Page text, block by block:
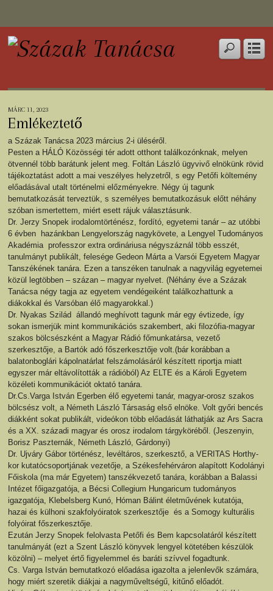
MÁRC 11, 2023
Emlékeztető
a Százak Tanácsa 2023 március 2-i üléséről.
Pesten a HÁLÓ Közösségi tér adott otthont találkozónknak, melyen
ötvennél több barátunk jelent meg. Foltán László ügyvivő elnökünk rövid
tájékoztatást adott a mai veszélyes helyzetről, s egy Petőfi költemény
előadásával utalt történelmi előzményekre. Négy új tagunk
bemutatkozását terveztük, s személyes bemutatkozásuk előtt néhány
szóban ismertettem, miért esett rájuk választásunk.
Dr. Jerzy Snopek irodalomtörténész, fordító, egyetemi tanár – az utóbbi
6 évben hazánkban Lengyelország nagykövete, a Lengyel Tudományos
Akadémia professzor extra ordináriusa négyszáznál több esszét,
tanulmányt publikált, felesége Gedeon Márta a Varsói Egyetem Magyar
Tanszékének tanára. Ezen a tanszéken tanulnak a nagyvilág egyetemei
közül legtöbben – százan – magyar nyelvet. (Néhány éve a Százak
Tanácsa négy tagja az egyetem vendégeiként találkozhattunk a
diákokkal és Varsóban élő magyarokkal.)
Dr. Nyakas Szilád állandó meghívott tagunk már egy évtizede, így
sokan ismerjük mint kommunikációs szakembert, aki filozófia-magyar
szakos bölcsészként a Magyar Rádió főmunkatársa, vezető
szerkesztője, a Bartók adó főszerkesztője volt.(bár korábban a
balatonboglári kápolnatárlat felszámolásáról készített riportja miatt
egyszer már eltávolították a rádióból) Az ELTE és a Károli Egyetem
közéleti kommunikációt oktató tanára.
Dr.Cs.Varga István Egerben élő egyetemi tanár, magyar-orosz szakos
bölcsész volt, a Németh László Társaság első elnöke. Volt győri bencés
diákként sokat publikált, videókon több előadását láthatják az Ars Sacra
és a XX. századi magyar és orosz irodalom tárgyköréből. (Jeszenyin,
Borisz Paszternák, Németh László, Gárdonyi)
Dr. Ujváry Gábor történész, levéltáros, szerkesztő, a VERITAS Horthy-
kor kutatócsoportjának vezetője, a Székesfehérváron alapított Kodolányi
Főiskola (ma már Egyetem) tanszékvezető tanára, korábban a Balassi
Intézet főigazgatója, a Bécsi Collegium Hungaricum tudományos
igazgatója, Klebelsberg Kunó, Hóman Bálint életművének kutatója,
hazai és külhoni szakfolyóiratok szerkesztője és a Somogy kulturális
folyóirat főszerkesztője.
Ezután Jerzy Snopek felolvasta Petőfi és Bem kapcsolatáról készített
tanulmányát (ezt a Szent László könyvek lengyel kötetében készülök
közölni) – melyet értő figyelemmel és baráti szívvel fogadtunk.
Cs. Varga István bemutatkozó előadása igazolta a jelenlevők számára,
hogy miért szeretik diákjai a nagyműveltségű, kitűnő előadót.